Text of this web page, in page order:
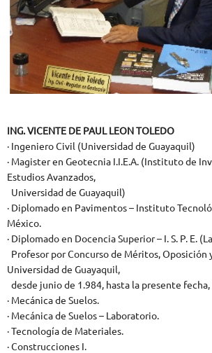
ING. VICENTE DE PAUL LEON TOLEDO
· Ingeniero Civil (Universidad de Guayaquil)
· Magister en Geotecnia I.I.E.A. (Instituto de
Estudios Avanzados,
Universidad de Guayaquil)
· Diplomado en Pavimentos – Instituto
México.
· Diplomado en Docencia Superior – I. S. P. E.
Profesor por Concurso de Méritos, Oposición
Universidad de Guayaquil,
desde junio de 1.984, hasta la presente
· Mecánica de Suelos.
· Mecánica de Suelos – Laboratorio.
· Tecnología de Materiales.
· Construcciones I.